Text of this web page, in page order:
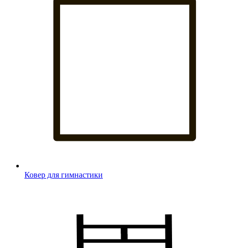
Ковер для гимнастики